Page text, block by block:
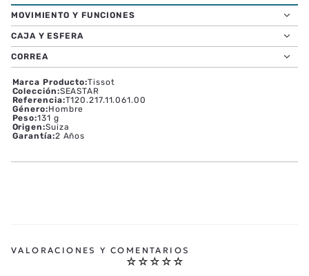
MOVIMIENTO Y FUNCIONES
CAJA Y ESFERA
CORREA
Marca Producto:Tissot
Colección:SEASTAR
Referencia:T120.217.11.061.00
Género:Hombre
Peso:131 g
Origen:Suiza
Garantía:2 Años
☆ ☆ ☆ ☆ ☆